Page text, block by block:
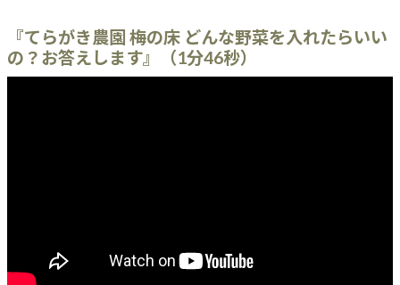
『てらがき農園 梅の床 どんな野菜を入れたらいい
の？お答えします』（1分46秒）